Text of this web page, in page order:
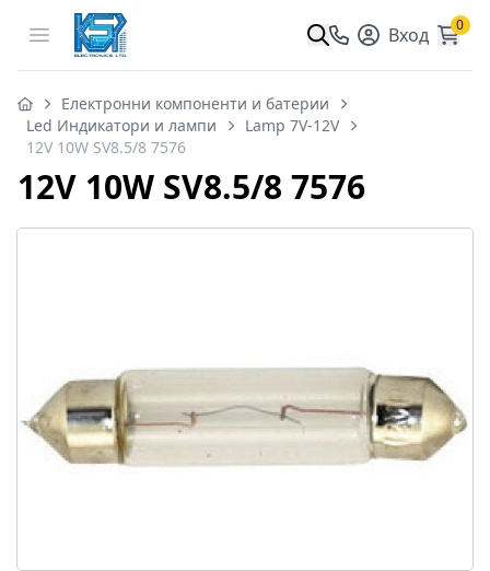
Open menu Вход 0
Електронни компоненти и батерии
Led Индикатори и лампи
Lamp 7V-12V
12V 10W SV8.5/8 7576
12V 10W SV8.5/8 7576